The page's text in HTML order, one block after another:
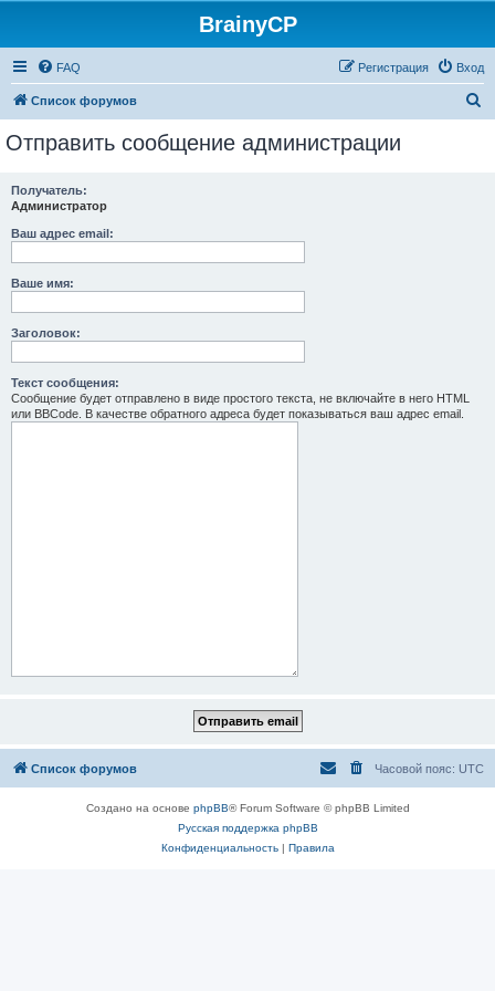
BrainyCP
FAQ Вход
Регистрация
Список форумов
Отправить сообщение администрации
Получатель:
Администратор
Ваш адрес email:
Ваше имя:
Заголовок:
Текст сообщения:
Сообщение будет отправлено в виде простого текста, не включайте в него HTML
или BBCode. В качестве обратного адреса будет показываться ваш адрес email.
Список форумов Часовой пояс: UTC
Создано на основе phpBB® Forum Software © phpBB Limited
Русская поддержка phpBB
Конфиденциальность| Правила